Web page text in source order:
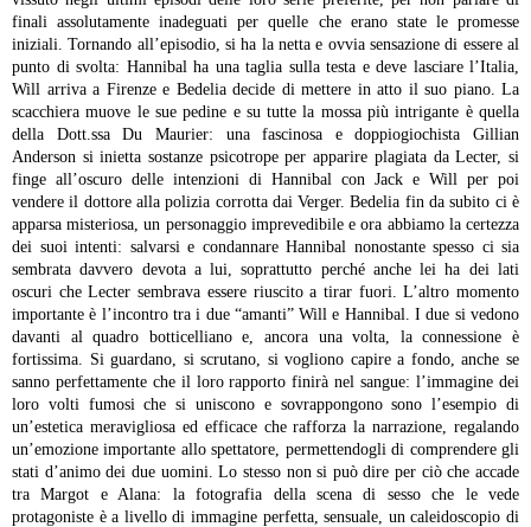
finali assolutamente inadeguati per quelle che erano state le promesse
iniziali. Tornando all’episodio, si ha la netta e ovvia sensazione di essere al
punto di svolta: Hannibal ha una taglia sulla testa e deve lasciare l’Italia,
Will arriva a Firenze e Bedelia decide di mettere in atto il suo piano. La
scacchiera muove le sue pedine e su tutte la mossa più intrigante è quella
della Dott.ssa Du Maurier: una fascinosa e doppiogiochista Gillian
Anderson si inietta sostanze psicotrope per apparire plagiata da Lecter, si
finge all’oscuro delle intenzioni di Hannibal con Jack e Will per poi
vendere il dottore alla polizia corrotta dai Verger. Bedelia fin da subito ci è
apparsa misteriosa, un personaggio imprevedibile e ora abbiamo la certezza
dei suoi intenti: salvarsi e condannare Hannibal nonostante spesso ci sia
sembrata davvero devota a lui, soprattutto perché anche lei ha dei lati
oscuri che Lecter sembrava essere riuscito a tirar fuori. L’altro momento
importante è l’incontro tra i due “amanti” Will e Hannibal. I due si vedono
davanti al quadro botticelliano e, ancora una volta, la connessione è
fortissima. Si guardano, si scrutano, si vogliono capire a fondo, anche se
sanno perfettamente che il loro rapporto finirà nel sangue: l’immagine dei
loro volti fumosi che si uniscono e sovrappongono sono l’esempio di
un’estetica meravigliosa ed efficace che rafforza la narrazione, regalando
un’emozione importante allo spettatore, permettendogli di comprendere gli
stati d’animo dei due uomini. Lo stesso non si può dire per ciò che accade
tra Margot e Alana: la fotografia della scena di sesso che le vede
protagoniste è a livello di immagine perfetta, sensuale, un caleidoscopio di